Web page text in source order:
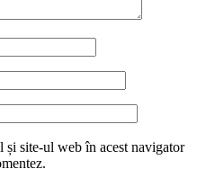
și site-ul web în acest navigator